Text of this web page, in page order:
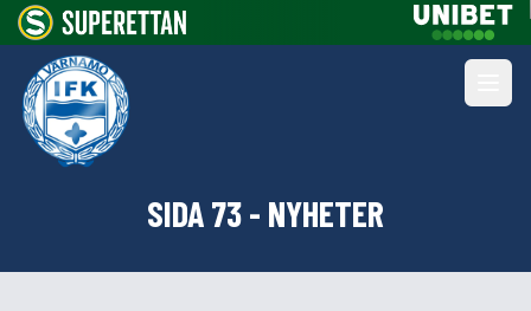
SIDA 73 - NYHETER